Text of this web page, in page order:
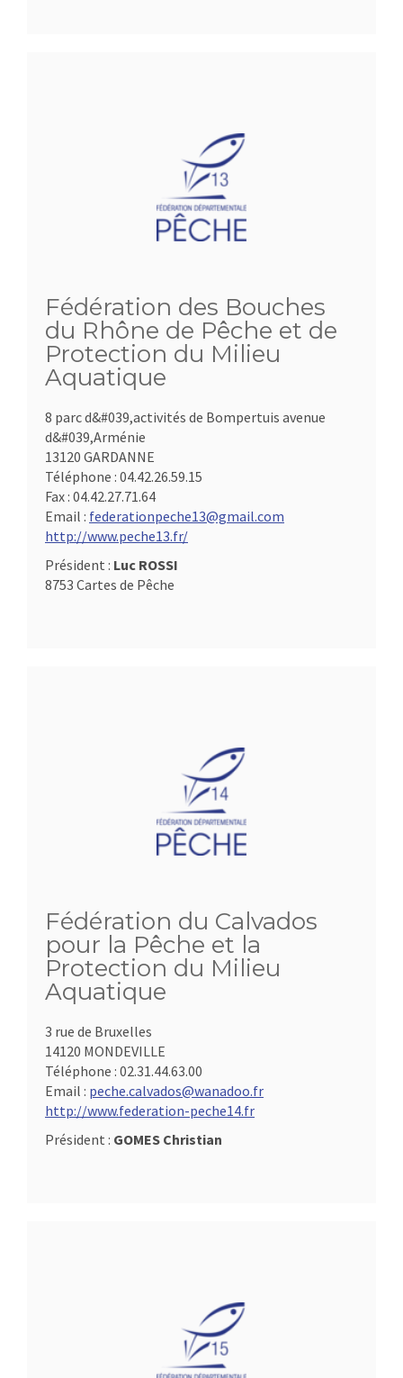
Fédération des Bouches
du Rhône de Pêche et de
Protection du Milieu
Aquatique
8 parc d&#039,activités de Bompertuis avenue
d&#039,Arménie
13120 GARDANNE
Téléphone : 04.42.26.59.15
Fax : 04.42.27.71.64
Email : federationpeche13@gmail.com
http://www.peche13.fr/
Président : Luc ROSSI
8753 Cartes de Pêche
Fédération du Calvados
pour la Pêche et la
Protection du Milieu
Aquatique
3 rue de Bruxelles
14120 MONDEVILLE
Téléphone : 02.31.44.63.00
Email : peche.calvados@wanadoo.fr
http://www.federation-peche14.fr
Président : GOMES Christian